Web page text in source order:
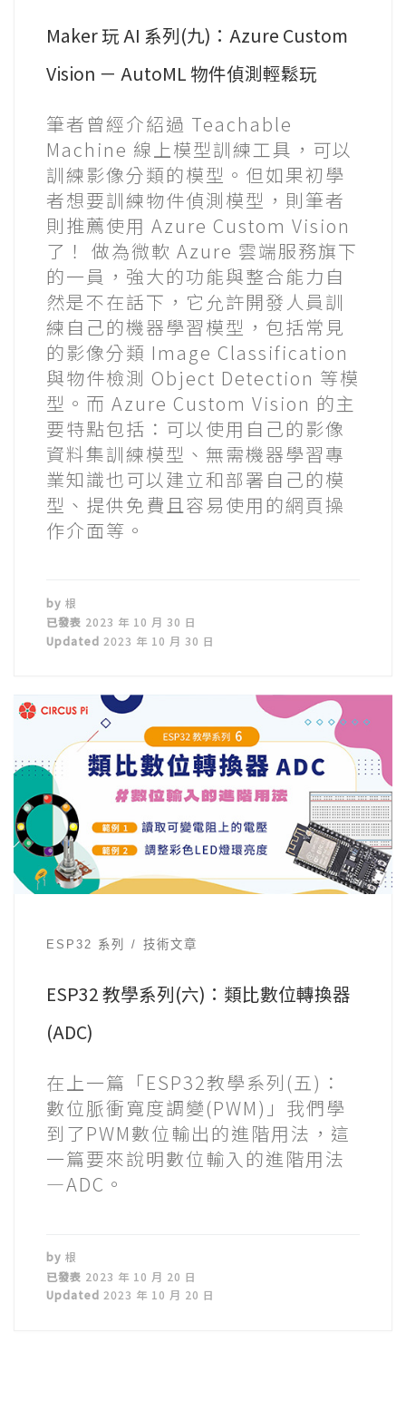
Maker 玩 AI 系列(九)：Azure Custom
Vision － AutoML 物件偵測輕鬆玩
筆者曾經介紹過 Teachable
Machine 線上模型訓練工具，可以
訓練影像分類的模型。但如果初學
者想要訓練物件偵測模型，則筆者
則推薦使用 Azure Custom Vision
了！ 做為微軟 Azure 雲端服務旗下
的一員，強大的功能與整合能力自
然是不在話下，它允許開發人員訓
練自己的機器學習模型，包括常見
的影像分類 Image Classification
與物件檢測 Object Detection 等模
型。而 Azure Custom Vision 的主
要特點包括：可以使用自己的影像
資料集訓練模型、無需機器學習專
業知識也可以建立和部署自己的模
型、提供免費且容易使用的網頁操
作介面等。
by 根
已發表 2023 年 10 月 30 日
Updated 2023 年 10 月 30 日
ESP32 系列 技術文章
ESP32 教學系列(六)：類比數位轉換器
(ADC)
在上一篇「ESP32教學系列(五)：
數位脈衝寬度調變(PWM)」我們學
到了PWM數位輸出的進階用法，這
一篇要來說明數位輸入的進階用法
—ADC。
by 根
已發表 2023 年 10 月 20 日
Updated 2023 年 10 月 20 日